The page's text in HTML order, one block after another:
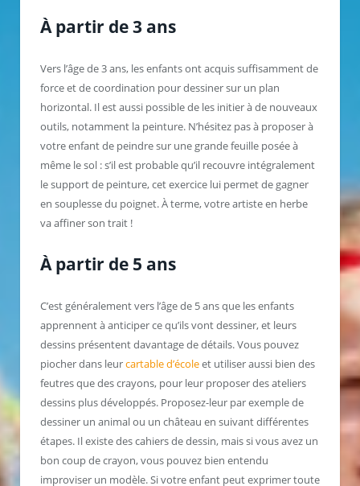
À partir de 3 ans
Vers l’âge de 3 ans, les enfants ont acquis suffisamment de
force et de coordination pour dessiner sur un plan
horizontal. Il est aussi possible de les initier à de nouveaux
outils, notamment la peinture. N’hésitez pas à proposer à
votre enfant de peindre sur une grande feuille posée à
même le sol : s’il est probable qu’il recouvre intégralement
le support de peinture, cet exercice lui permet de gagner
en souplesse du poignet. À terme, votre artiste en herbe
va affiner son trait !
À partir de 5 ans
C’est généralement vers l’âge de 5 ans que les enfants
apprennent à anticiper ce qu’ils vont dessiner, et leurs
dessins présentent davantage de détails. Vous pouvez
piocher dans leurcartable d’écoleet utiliser aussi bien des
feutres que des crayons, pour leur proposer des ateliers
dessins plus développés. Proposez-leur par exemple de
dessiner un animal ou un château en suivant différentes
étapes. Il existe des cahiers de dessin, mais si vous avez un
bon coup de crayon, vous pouvez bien entendu
improviser un modèle. Si votre enfant peut exprimer toute